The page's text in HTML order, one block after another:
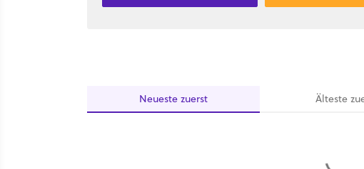
Neueste zuerst Älteste